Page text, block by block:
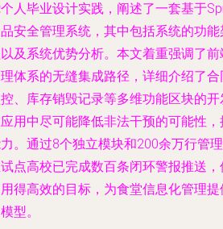
人毕业设计实践，阐述了一套基于
安全管理系统，其中包括系统的功
及系统优势分析。本文着重强调了
体系的无缝集成路径，详细介绍了
、库存销毁记录等多维功能区块的
用中尽可能降低非法干预的可能性
。通过8个独立模块和200余万行管
点高校已完成数百条闭环警报推送
得高效的目标，为食堂信息化管理
型。